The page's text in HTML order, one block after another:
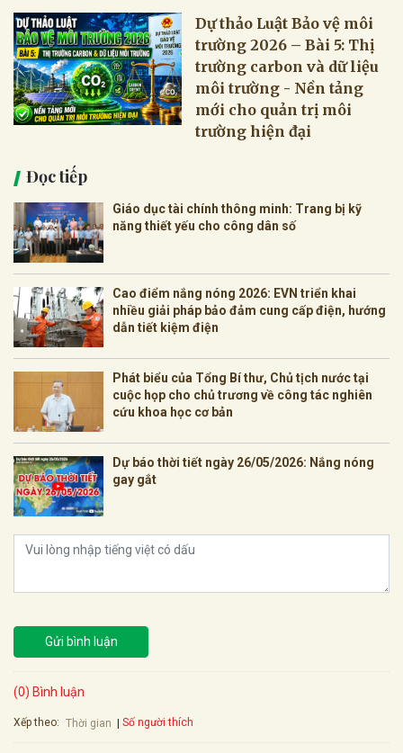
Dự thảo Luật Bảo vệ môi
trường 2026 – Bài 5: Thị
trường carbon và dữ liệu
môi trường - Nền tảng
mới cho quản trị môi
trường hiện đại
Đọc tiếp
Giáo dục tài chính thông minh: Trang bị kỹ
năng thiết yếu cho công dân số
Cao điểm nắng nóng 2026: EVN triển khai
nhiều giải pháp bảo đảm cung cấp điện, hướng
dẫn tiết kiệm điện
Phát biểu của Tổng Bí thư, Chủ tịch nước tại
cuộc họp cho chủ trương về công tác nghiên
cứu khoa học cơ bản
Dự báo thời tiết ngày 26/05/2026: Nắng nóng
gay gắt
Gửi bình luận
(0) Bình luận
Xếp theo: Thời gian Số người thích